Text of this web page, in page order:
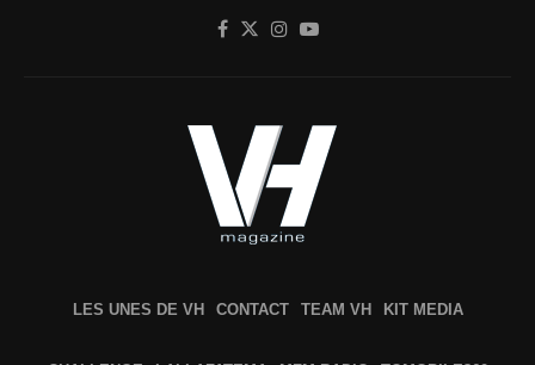
LES UNES DE VH CONTACT TEAM VH KIT MEDIA